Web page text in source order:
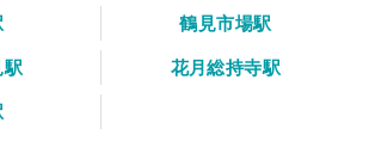
鶴見市場駅
花月総持寺駅